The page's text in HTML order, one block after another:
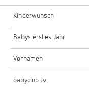
Kinderwunsch
Babys erstes Jahr
Vornamen
babyclub.tv